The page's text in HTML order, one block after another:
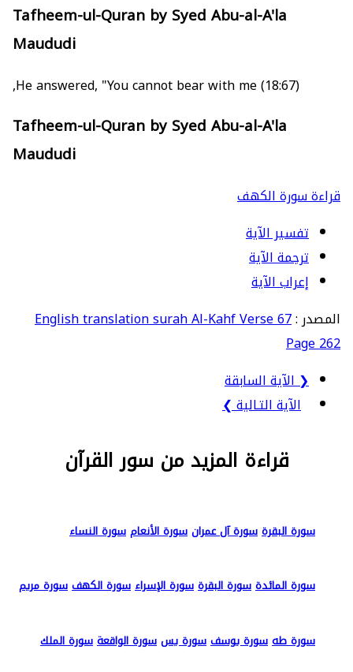
Tafheem-ul-Quran by Syed Abu-al-A'la
Maududi
(18:67) He answered, "You cannot bear with me,
Tafheem-ul-Quran by Syed Abu-al-A'la
Maududi
قراءة سورة الكهف
تفسير الآية
ترجمة الآية
إعراب الآية
المصدر :English translation surah Al-Kahf Verse 67
Page 262
❮ الآية السابقة
الآية التـالية ❯
قراءة المزيد من سور القرآن
سورة البقرة سورة آل عمران سورة الأنعام سورة النساء
سورة المائدة سورة البقرة سورة الإسراء سورة الكهف سورة مريم
سورة طه سورة يوسف سورة يس سورة الواقعة سورة الملك